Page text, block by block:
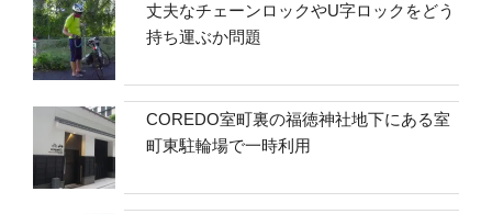
丈夫なチェーンロックやU字ロックをどう
持ち運ぶか問題
COREDO室町裏の福徳神社地下にある室
町東駐輪場で一時利用